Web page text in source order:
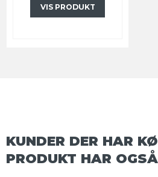
VIS PRODUKT
KUNDER DER HAR
PRODUKT HAR